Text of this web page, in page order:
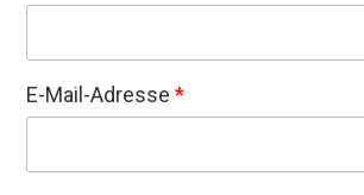
E-Mail-Adresse*